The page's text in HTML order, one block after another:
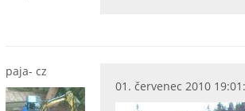
paja- cz
01. červenec 2010